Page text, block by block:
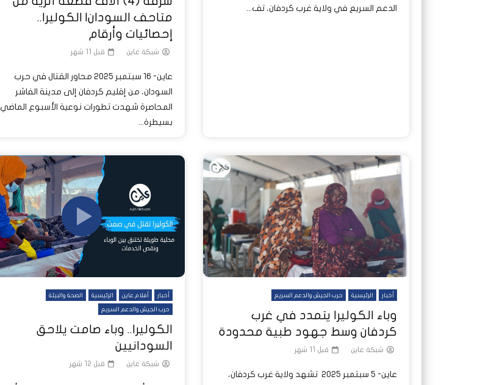
الدعم السريع في ولاية غرب كردفان، تف...
متاحف السودان| الكوليرا..
إحصائيات وأرقام
شبكة عاين قبل 11 شهر
عاين- 16 سبتمبر 2025 محاور القتال في حرب
السودان، من إقليم كردفان إلى مدينة الفاشر
المحاصرة شهدت تطورات نوعية الأسبوع الماضي
بسيطرة...
أخبار الرئيسية حرب الجيش والدعم السريع
وباء الكوليرا يتمدد في غرب
كردفان وسط جهود طبية محدودة
شبكة عاين قبل 11 شهر
عاين- 5 سبتمبر 2025 تشهد ولاية غرب كردفان،
أخبار أفلام عاين الرئيسية الصحة والبيئة
حرب الجيش والدعم السريع
الكوليرا.. وباء صامت يلاحق
السودانيين
شبكة عاين قبل 12 شهر